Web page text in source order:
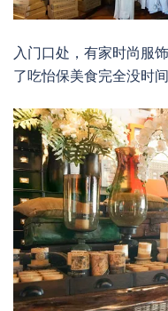
入门口处，有家时尚服
了吃怡保美食完全没时